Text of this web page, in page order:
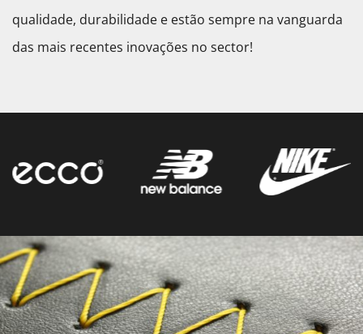
qualidade, durabilidade e estão sempre na vanguarda
das mais recentes inovações no sector!